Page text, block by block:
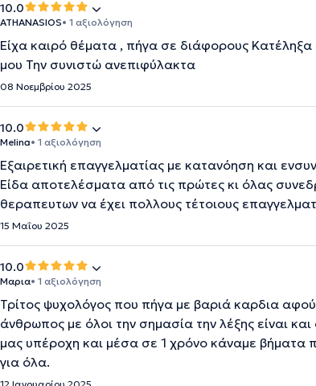
10.0
ATHANASIOS• 1 αξιολόγηση
Είχα καιρό θέματα , πήγα σε διάφορους
μου Την συνιστώ ανεπιφύλακτα
08 Νοεμβρίου 2025
10.0
Melina• 1 αξιολόγηση
Εξαιρετική επαγγελματίας με κατανόηση και
Είδα αποτελέσματα από τις πρώτες κι όλας
θεραπευτων να έχει πολλους τέτοιους
15 Μαΐου 2025
10.0
Μαρια• 1 αξιολόγηση
Τρίτος ψυχολόγος που πήγα με βαριά καρδια αφού
άνθρωπος με όλοι την σημασία την λέξης είναι
μας υπέροχη και μέσα σε 1 χρόνο κάναμε βήματα
για όλα.